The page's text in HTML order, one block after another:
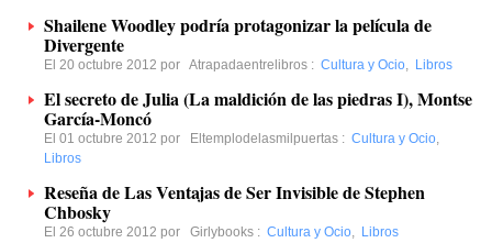
Shailene Woodley podría protagonizar la película de
Divergente
El 20 octubre 2012 por Atrapadaentrelibros : Cultura y Ocio, Libros
El secreto de Julia (La maldición de las piedras I), Montse
García-Moncó
El 01 octubre 2012 por Eltemplodelasmilpuertas : Cultura y Ocio,
Libros
Reseña de Las Ventajas de Ser Invisible de Stephen
Chbosky
El 26 octubre 2012 por Girlybooks : Cultura y Ocio, Libros